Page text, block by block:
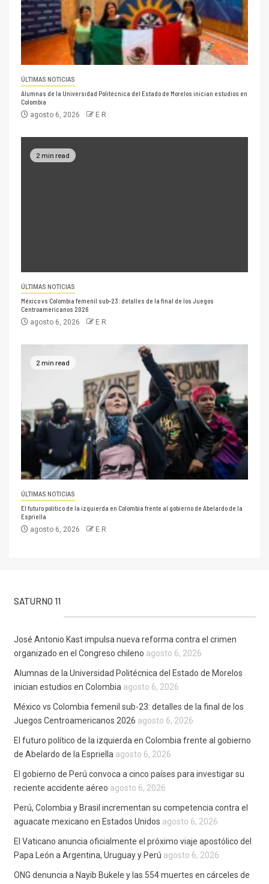
ÚLTIMAS NOTICIAS
Alumnas de la Universidad Politécnica del Estado de Morelos inician estudios en
Colombia
agosto 6, 2026 E R
2 min read
ÚLTIMAS NOTICIAS
México vs Colombia femenil sub-23: detalles de la final de los Juegos
Centroamericanos 2026
agosto 6, 2026 E R
2 min read
ÚLTIMAS NOTICIAS
El futuro político de la izquierda en Colombia frente al gobierno de Abelardo de la
Espriella
agosto 6, 2026 E R
SATURNO 11
José Antonio Kast impulsa nueva reforma contra el crimen
organizado en el Congreso chileno agosto 6, 2026
Alumnas de la Universidad Politécnica del Estado de Morelos
inician estudios en Colombia agosto 6, 2026
México vs Colombia femenil sub-23: detalles de la final de los
Juegos Centroamericanos 2026 agosto 6, 2026
El futuro político de la izquierda en Colombia frente al gobierno
de Abelardo de la Espriella agosto 6, 2026
El gobierno de Perú convoca a cinco países para investigar su
reciente accidente aéreo agosto 6, 2026
Perú, Colombia y Brasil incrementan su competencia contra el
aguacate mexicano en Estados Unidos agosto 6, 2026
El Vaticano anuncia oficialmente el próximo viaje apostólico del
Papa León a Argentina, Uruguay y Perú agosto 6, 2026
ONG denuncia a Nayib Bukele y las 554 muertes en cárceles de